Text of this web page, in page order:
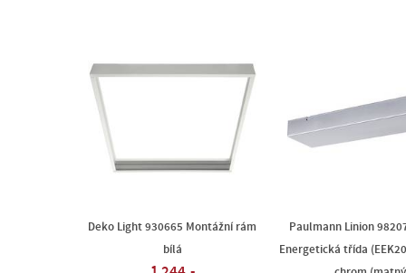
Deko Light 930665 Montážní rám
bílá
Paulmann Linion
Energetická třída